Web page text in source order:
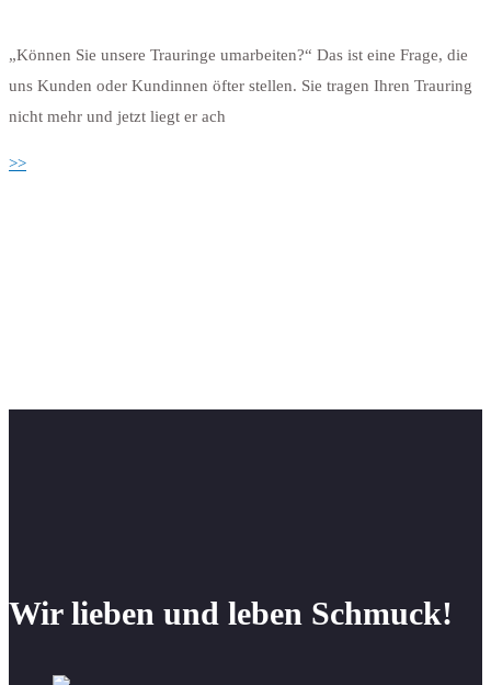
„Können Sie unsere Trauringe umarbeiten?“ Das ist eine Frage, die
uns Kunden oder Kundinnen öfter stellen. Sie tragen Ihren Trauring
nicht mehr und jetzt liegt er ach
>>
Wir lieben und leben Schmuck!